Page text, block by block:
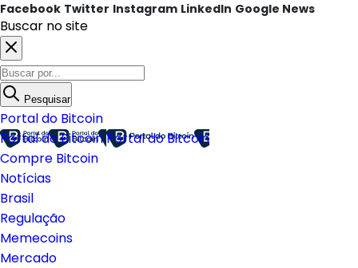
Facebook Twitter Instagram LinkedIn Google News
Buscar no site
Pesquisar
Portal do Bitcoin
Portal do BitcoinPortal do Bitcoin
Compre Bitcoin
Notícias
Brasil
Regulação
Memecoins
Mercado